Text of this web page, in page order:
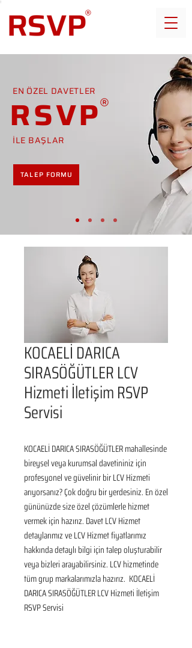
EN ÖZEL DAVETLER
RSVP
İLE BAŞLAR
TALEP FORMU
KOCAELİ DARICA
SIRASÖĞÜTLER LCV
Hizmeti İletişim RSVP
Servisi
KOCAELİ DARICA SIRASÖĞÜTLER mahallesinde
bireysel veya kurumsal davetininiz için
profesyonel ve güvelinir bir LCV Hizmeti
arıyorsanız? Çok doğru bir yerdesiniz. En özel
gününüzde size özel çözümlerle hizmet
vermek için hazırız. Davet LCV Hizmet
detaylarımız ve LCV Hizmet fiyatlarımız
hakkında detaylı bilgi için talep oluşturabilir
veya bizleri arayabilirsiniz. LCV hizmetinde
tüm grup markalarımızla hazırız.  KOCAELİ
DARICA SIRASÖĞÜTLER LCV Hizmeti İletişim
RSVP Servisi